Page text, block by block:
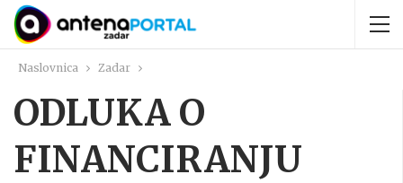
Naslovnica Zadar
ODLUKA O
FINANCIRANJU